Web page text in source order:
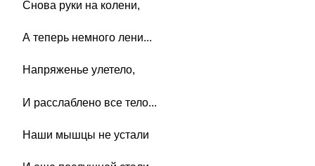
Снова руки на колени,
А теперь немного лени...
Напряженье улетело,
И расслаблено все тело...
Наши мышцы не устали